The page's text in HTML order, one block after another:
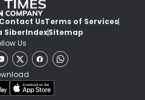
Contact UsTerms of Services
SiberIndexSitemap
Us